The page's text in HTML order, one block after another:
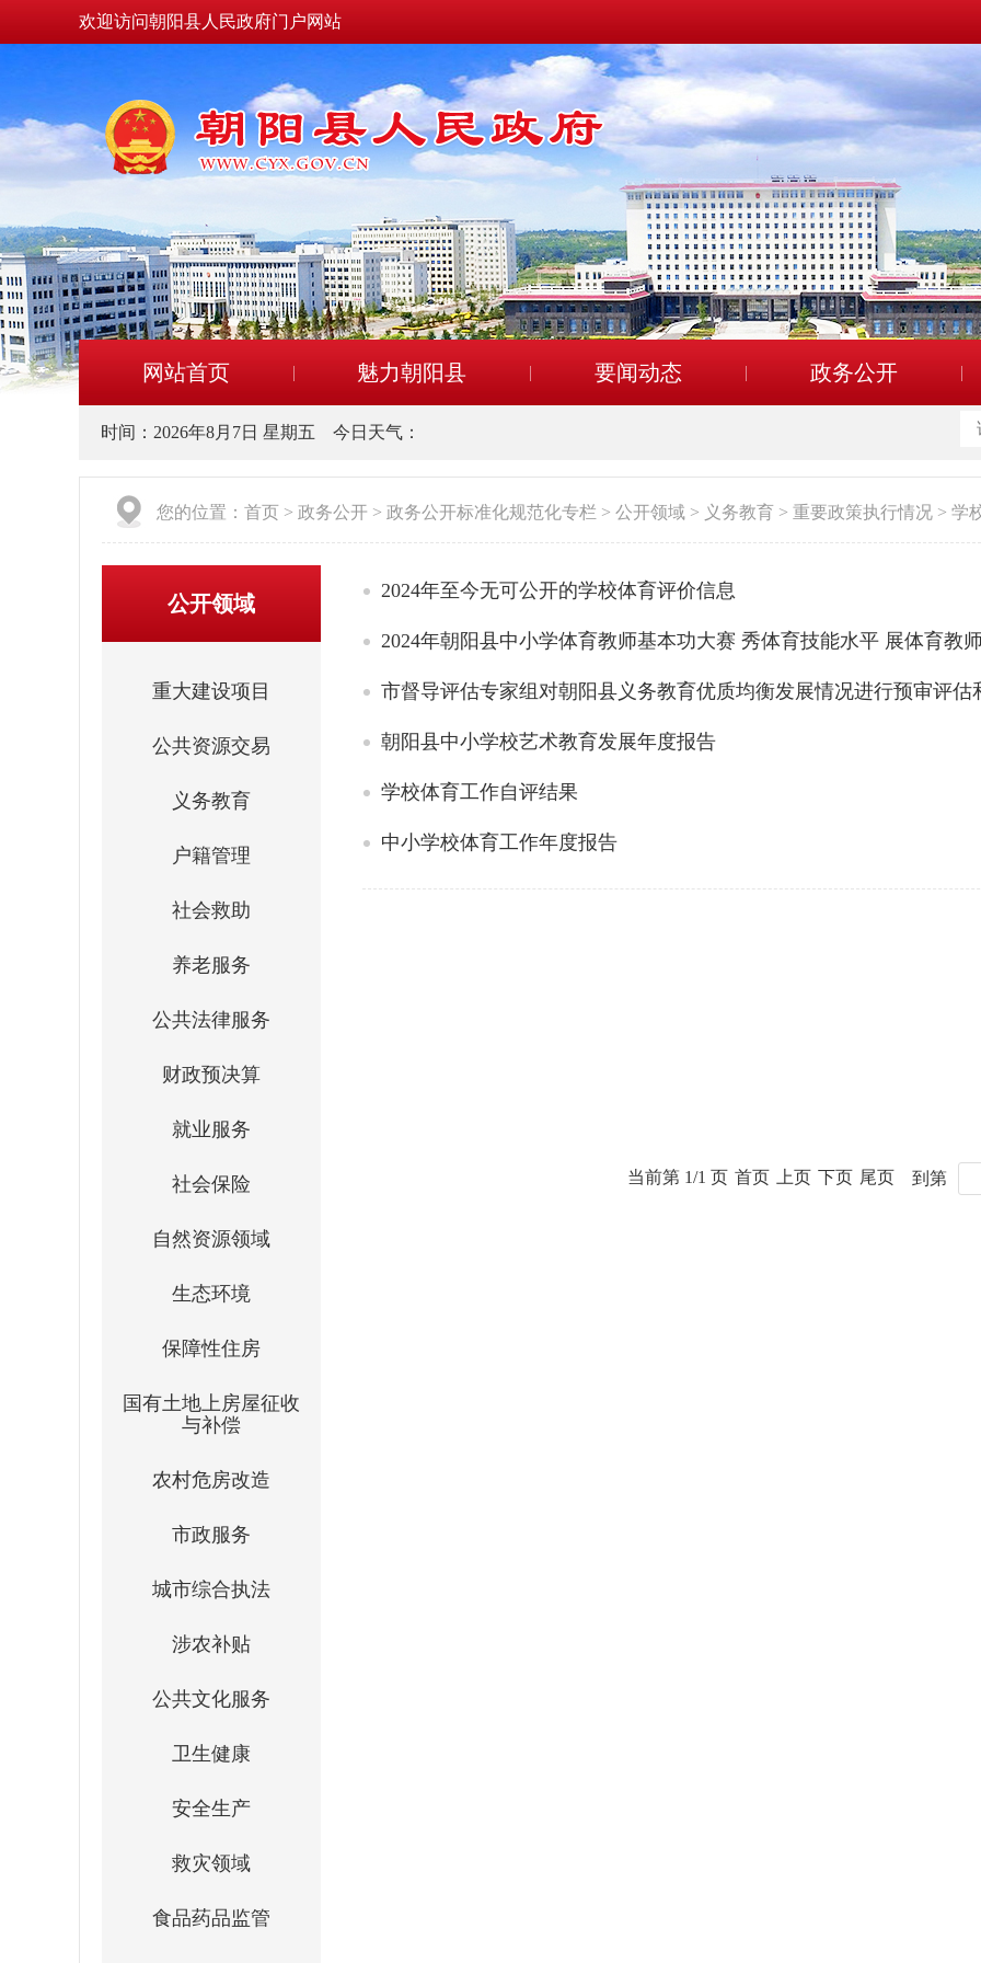
欢迎访问朝阳县人民政府门户网站
网站首页 魅力朝阳县 要闻动态 政务公开
时间： 2026年8月7日 星期五 今日天气：
您的位置： 首页 > 政务公开 > 政务公开标准化规范化专栏 > 公开领域 > 义务教育 > 重要政策执行情况 > 学
公开领域
重大建设项目
公共资源交易
义务教育
户籍管理
社会救助
养老服务
公共法律服务
财政预决算
就业服务
社会保险
自然资源领域
生态环境
保障性住房
国有土地上房屋征收
与补偿
农村危房改造
市政服务
城市综合执法
涉农补贴
公共文化服务
卫生健康
安全生产
救灾领域
食品药品监管
2024年至今无可公开的学校体育评价信息
2024年朝阳县中小学体育教师基本功大赛 秀体育技能水平 展体育教
市督导评估专家组对朝阳县义务教育优质均衡发展情况进行预审评估
朝阳县中小学校艺术教育发展年度报告
学校体育工作自评结果
中小学校体育工作年度报告
当前第 1/1 页 首页 上页 下页 尾页 到第